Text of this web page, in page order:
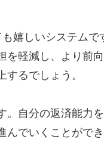
嬉しいシステム
軽減し、より前
るでしょう。
自分の返済能力
でいくことがで